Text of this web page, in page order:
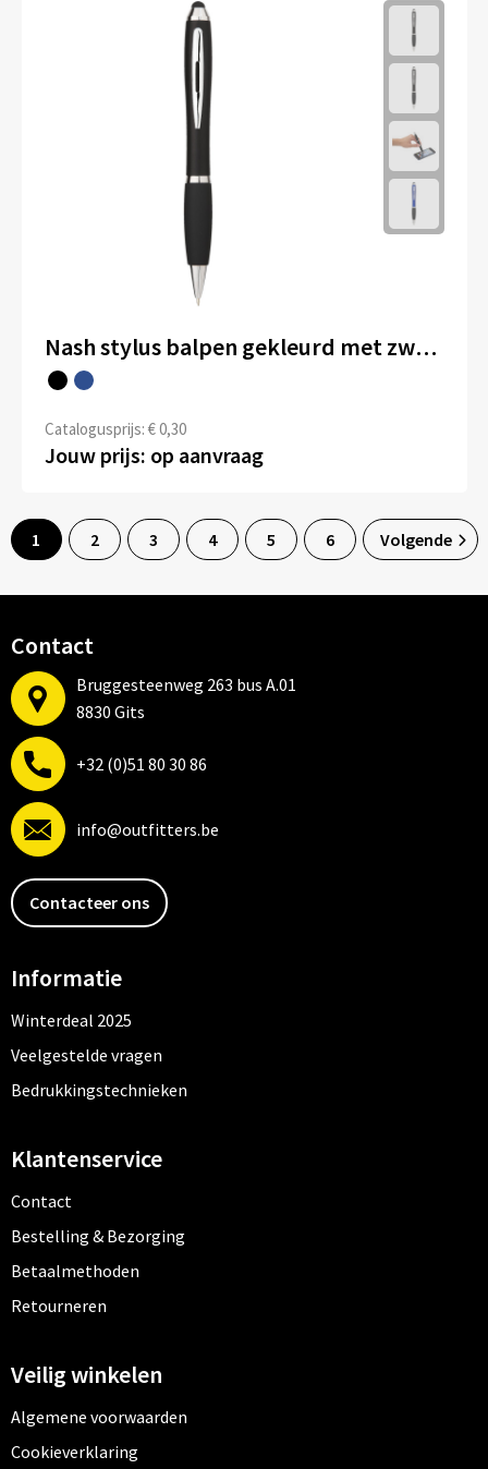
Nash stylus balpen gekleurd met zwarte grip (blauwe inkt)
Catalogusprijs: € 0,30
Jouw prijs: op aanvraag
1 2 3 4 5 6 Volgende
Contact
Bruggesteenweg 263 bus A.01
8830 Gits
+32 (0)51 80 30 86
info@outfitters.be
Contacteer ons
Informatie
Winterdeal 2025
Veelgestelde vragen
Bedrukkingstechnieken
Klantenservice
Contact
Bestelling & Bezorging
Betaalmethoden
Retourneren
Veilig winkelen
Algemene voorwaarden
Cookieverklaring